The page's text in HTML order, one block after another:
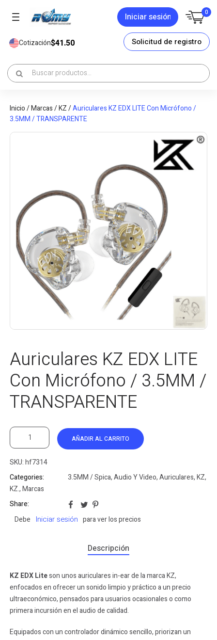
Iniciar sesión 0
Cotización$41.50 Solicitud de registro
Inicio/Marcas/KZ/Auriculares KZ EDX LITE Con Micrófono /
3.5MM / TRANSPARENTE
Auriculares KZ EDX LITE
Con Micrófono / 3.5MM /
TRANSPARENTE
AÑADIR AL CARRITO
SKU:hf7314
Categories:
3.5MM / Spica,Audio Y Video,Auriculares,KZ,
KZ.,Marcas
Share:
Debe
Iniciar sesión para ver los precios
Descripción
KZ EDX Liteson unos auriculares in-ear de la marca KZ,
enfocados en ofrecer un sonido limpio y práctico a un precio
ultraeconómico, pensados para usuarios ocasionales o como
primera incursión en el audio de calidad.
Equipados con un controlador dinámico sencillo, priorizan un